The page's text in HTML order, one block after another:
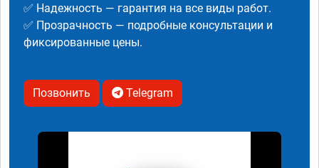
✅ Надежность — гарантия на все виды работ.
✅ Прозрачность — подробные консультации и
фиксированные цены.
Позвонить Telegram